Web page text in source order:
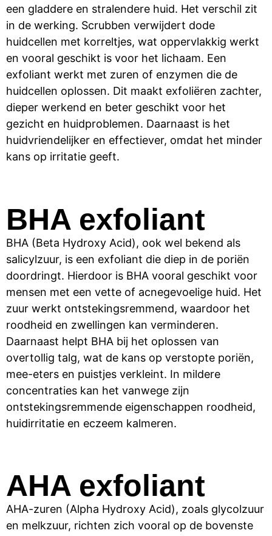
een gladdere en stralendere huid. Het verschil zit
in de werking. Scrubben verwijdert dode
huidcellen met korreltjes, wat oppervlakkig werkt
en vooral geschikt is voor het lichaam. Een
exfoliant werkt met zuren of enzymen die de
huidcellen oplossen. Dit maakt exfoliëren zachter,
dieper werkend en beter geschikt voor het
gezicht en huidproblemen. Daarnaast is het
huidvriendelijker en effectiever, omdat het minder
kans op irritatie geeft.
BHA exfoliant​
BHA (Beta Hydroxy Acid), ook wel bekend als
salicylzuur, is een exfoliant die diep in de poriën
doordringt. Hierdoor is BHA vooral geschikt voor
mensen met een vette of acnegevoelige huid. Het
zuur werkt ontstekingsremmend, waardoor het
roodheid en zwellingen kan verminderen.
Daarnaast helpt BHA bij het oplossen van
overtollig talg, wat de kans op verstopte poriën,
mee-eters en puistjes verkleint. In mildere
concentraties kan het vanwege zijn
ontstekingsremmende eigenschappen roodheid,
huidirritatie en eczeem kalmeren.
AHA exfoliant
AHA-zuren (Alpha Hydroxy Acid), zoals glycolzuur
en melkzuur, richten zich vooral op de bovenste